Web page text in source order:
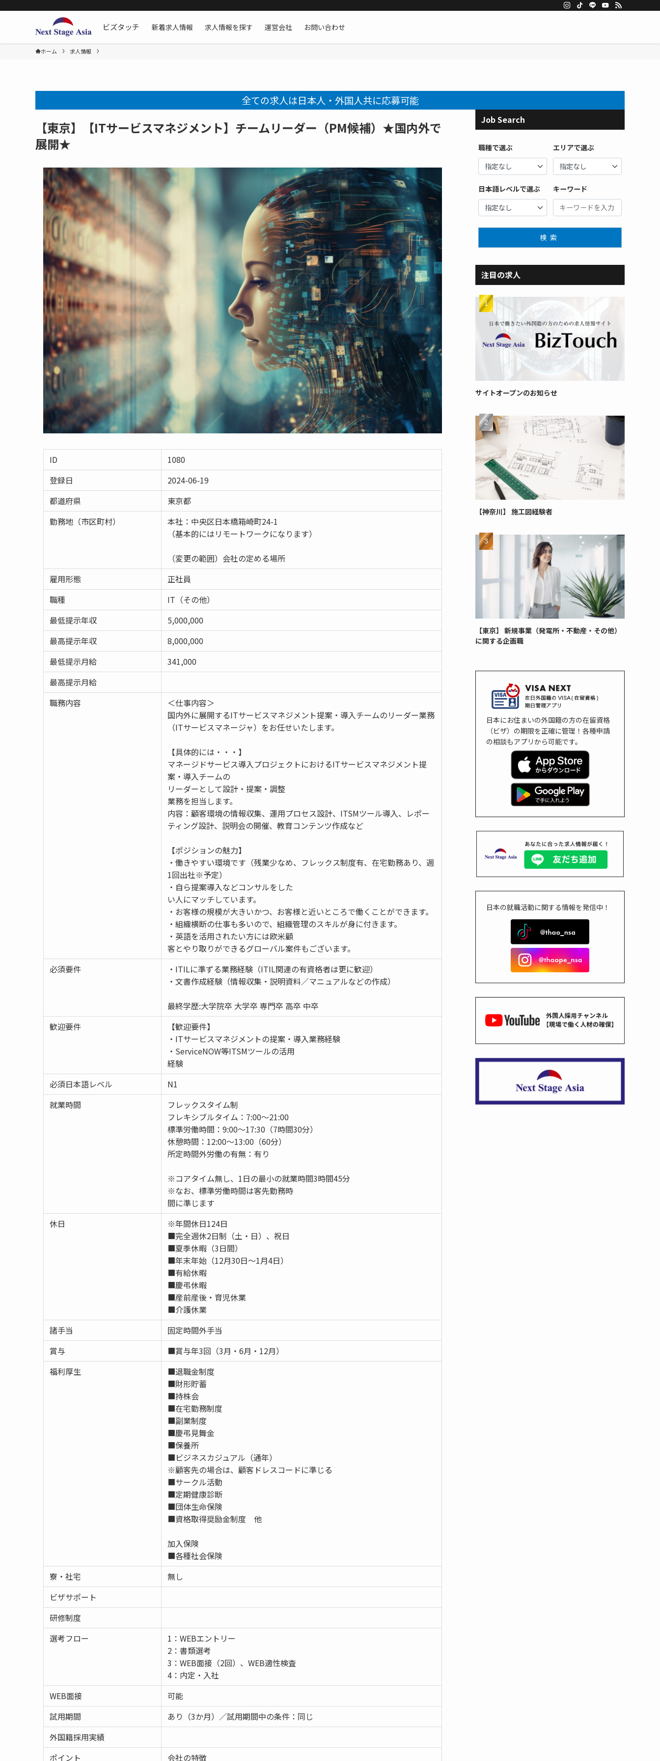
ビズタッチ
新着求人情報 求人情報を探す 運営会社 お問い合わせ
ホーム 求人情報
全ての求人は日本人・外国人共に応募可能
【東京】【ITサービスマネジメント】チームリーダー（PM候補）★国内外で
展開★
ID
1080
登録日
2024-06-19
都道府県
東京都
勤務地（市区町村）
本社：中央区日本橋箱崎町24-1
（基本的にはリモートワークになります）
（変更の範囲）会社の定める場所
雇用形態
正社員
職種
IT（その他）
最低提示年収
5,000,000
最高提示年収
8,000,000
最低提示月給
341,000
最高提示月給
職務内容
＜仕事内容＞
国内外に展開するITサービスマネジメント提案・導入チームのリーダー業務
（ITサービスマネージャ）をお任せいたします。
【具体的には・・・】
マネージドサービス導入プロジェクトにおけるITサービスマネジメント提
案・導入チームの
リーダーとして設計・提案・調整
業務を担当します。
内容：顧客環境の情報収集、運用プロセス設計、ITSMツール導入、レポー
ティング設計、説明会の開催、教育コンテンツ作成など
【ポジションの魅力】
・働きやすい環境です（残業少なめ、フレックス制度有、在宅勤務あり、週
1回出社※予定）
・自ら提案導入などコンサルをした
い人にマッチしています。
・お客様の規模が大きいかつ、お客様と近いところで働くことができます。
・組織横断の仕事も多いので、組織管理のスキルが身に付きます。
・英語を活用されたい方には欧米顧
客とやり取りができるグローバル案件もございます。
必須要件
・ITILに準ずる業務経験（ITIL関連の有資格者は更に歓迎）
・文書作成経験（情報収集・説明資料／マニュアルなどの作成）
最終学歴:大学院卒 大学卒 専門卒 高卒 中卒
歓迎要件
【歓迎要件】
・ITサービスマネジメントの提案・導入業務経験
・ServiceNOW等ITSMツールの活用
経験
必須日本語レベル
N1
就業時間
フレックスタイム制
フレキシブルタイム：7:00～21:00
標準労働時間：9:00～17:30（7時間30分）
休憩時間：12:00～13:00（60分）
所定時間外労働の有無：有り
※コアタイム無し、1日の最小の就業時間3時間45分
※なお、標準労働時間は客先勤務時
間に準じます
休日
※年間休日124日
■完全週休2日制（土・日）、祝日
■夏季休暇（3日間）
■年末年始（12月30日～1月4日）
■有給休暇
■慶弔休暇
■産前産後・育児休業
■介護休業
諸手当
固定時間外手当
賞与
■賞与年3回（3月・6月・12月）
福利厚生
■退職金制度
■財形貯蓄
■持株会
■在宅勤務制度
■副業制度
■慶弔見舞金
■保養所
■ビジネスカジュアル（通年）
※顧客先の場合は、顧客ドレスコードに準じる
■サークル活動
■定期健康診断
■団体生命保険
■資格取得奨励金制度 他
加入保険
■各種社会保険
寮・社宅
無し
ビザサポート
研修制度
選考フロー
1：WEBエントリー
2：書類選考
3：WEB面接（2回）、WEB適性検査
4：内定・入社
WEB面接
可能
試用期間
あり（3か月）／試用期間中の条件：同じ
外国籍採用実績
ポイント
会社の特徴
Job Search
職種で選ぶ エリアで選ぶ
日本語レベルで選ぶ キーワード
検索
注目の求人
サイトオープンのお知らせ
【神奈川】 施工図経験者
【東京】 新規事業（発電所・不動産・その他）
に関する企画職
日本にお住まいの外国籍の方の在留資格
（ビザ）の期限を正確に管理！各種申請
の相談もアプリから可能です。
日本の就職活動に関する情報を発信中！